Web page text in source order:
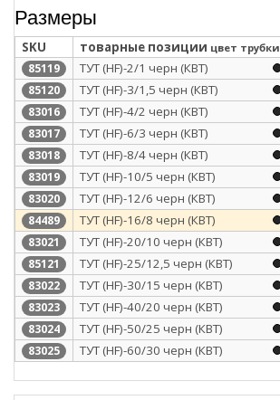
Размеры
SKU товарные позиции цвет трубки
85119 ТУТ (HF)-2/1 черн (КВТ)
85120 ТУТ (HF)-3/1,5 черн (КВТ)
83016 ТУТ (HF)-4/2 черн (КВТ)
83017 ТУТ (HF)-6/3 черн (КВТ)
83018 ТУТ (HF)-8/4 черн (КВТ)
83019 ТУТ (HF)-10/5 черн (КВТ)
83020 ТУТ (HF)-12/6 черн (КВТ)
84489 ТУТ (HF)-16/8 черн (КВТ)
83021 ТУТ (HF)-20/10 черн (КВТ)
85121 ТУТ (HF)-25/12,5 черн (КВТ)
83022 ТУТ (HF)-30/15 черн (КВТ)
83023 ТУТ (HF)-40/20 черн (КВТ)
83024 ТУТ (HF)-50/25 черн (КВТ)
83025 ТУТ (HF)-60/30 черн (КВТ)